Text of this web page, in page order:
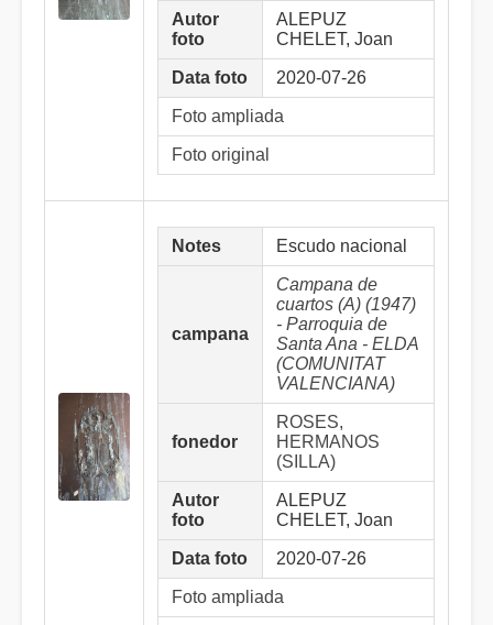
Autor
foto
ALEPUZ
CHELET, Joan
Data foto 2020-07-26
Foto ampliada
Foto original
Notes Escudo nacional
campana
Campana de
cuartos (A) (1947)
- Parroquia de
Santa Ana - ELDA
(COMUNITAT
VALENCIANA)
fonedor
ROSES,
HERMANOS
(SILLA)
Autor
foto
ALEPUZ
CHELET, Joan
Data foto 2020-07-26
Foto ampliada